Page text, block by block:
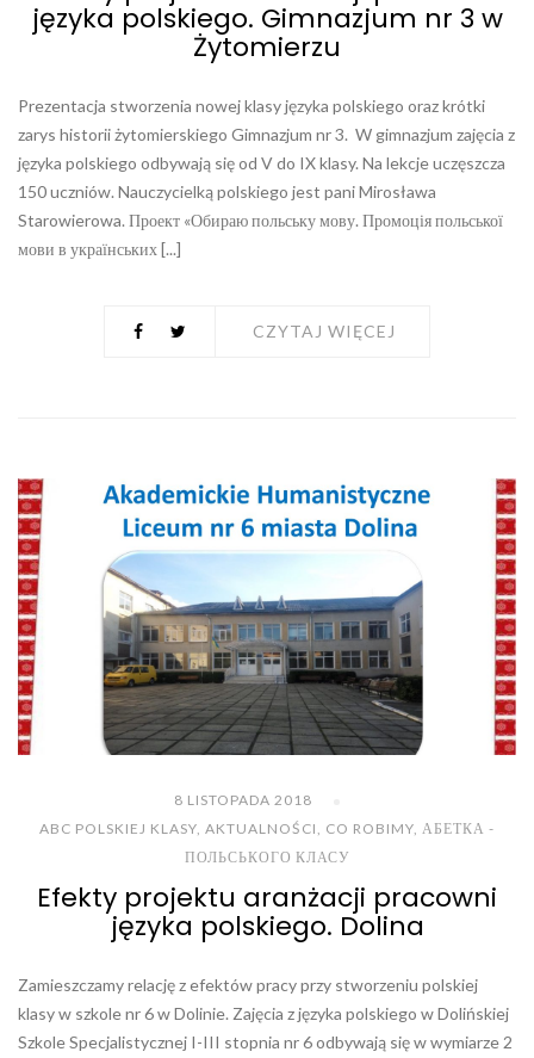
języka polskiego. Gimnazjum nr 3 w
Żytomierzu
Prezentacja stworzenia nowej klasy języka polskiego oraz krótki
zarys historii żytomierskiego Gimnazjum nr 3. W gimnazjum zajęcia z
języka polskiego odbywają się od V do IX klasy. Na lekcje uczęszcza
150 uczniów. Nauczycielką polskiego jest pani Mirosława
Starowierowa. Проект «Обираю польську мову. Промоція польської
мови в українських [...]
CZYTAJ WIĘCEJ
8 LISTOPADA 2018
ABC POLSKIEJ KLASY, AKTUALNOŚCI, CO ROBIMY, АБЕТКА -
ПОЛЬСЬКОГО КЛАСУ
Efekty projektu aranżacji pracowni
języka polskiego. Dolina
Zamieszczamy relację z efektów pracy przy stworzeniu polskiej
klasy w szkole nr 6 w Dolinie. Zajęcia z języka polskiego w Dolińskiej
Szkole Specjalistycznej I-III stopnia nr 6 odbywają się w wymiarze 2